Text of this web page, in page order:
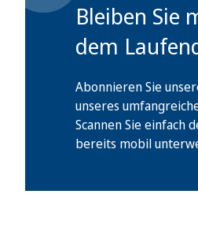
Bleiben Sie
dem
Abonnieren Sie
unseres
Scannen Sie einfach
bereits mobil